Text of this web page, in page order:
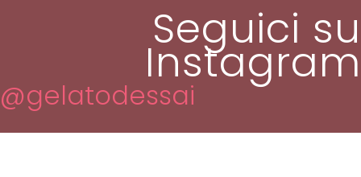
Seguici su
Instagram
@gelatodessai